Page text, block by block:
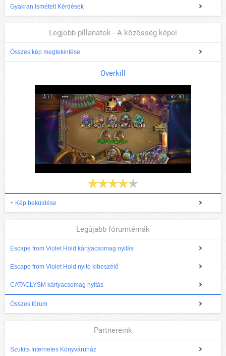
Gyakran Ismételt Kérdések
Legjobb pillanatok - A közösség képei
Összes kép megtekintése
Overkill
+ Kép beküldése
Legújabb fórumtémák
Escape from Violet Hold kártyacsomag nyitás
Escape from Violet Hold nyitó kibeszélő
CATACLYSM kártyacsomag nyitás
Összes fórum
Partnereink
Szukits Internetes Könyváruház